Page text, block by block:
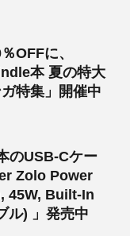
OFFに、
本 夏の特大
特集」開催中
のUSB-Cケー
Zolo Power
45W, Built-In
ル) 」発売中